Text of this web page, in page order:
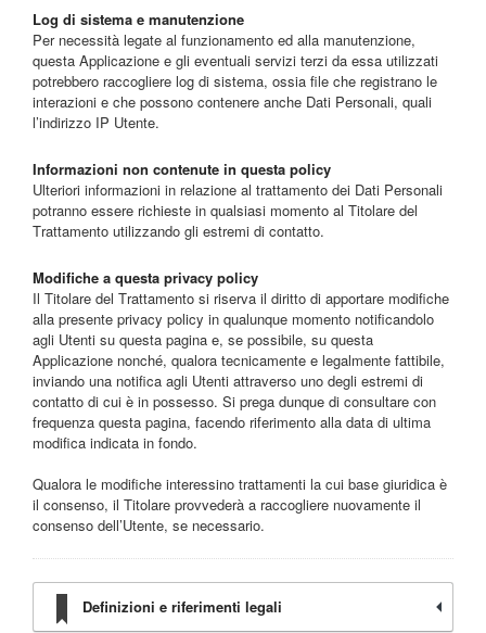
Log di sistema e manutenzione
Per necessità legate al funzionamento ed alla manutenzione,
questa Applicazione e gli eventuali servizi terzi da essa utilizzati
potrebbero raccogliere log di sistema, ossia file che registrano le
interazioni e che possono contenere anche Dati Personali, quali
l’indirizzo IP Utente.
Informazioni non contenute in questa policy
Ulteriori informazioni in relazione al trattamento dei Dati Personali
potranno essere richieste in qualsiasi momento al Titolare del
Trattamento utilizzando gli estremi di contatto.
Modifiche a questa privacy policy
Il Titolare del Trattamento si riserva il diritto di apportare modifiche
alla presente privacy policy in qualunque momento notificandolo
agli Utenti su questa pagina e, se possibile, su questa
Applicazione nonché, qualora tecnicamente e legalmente fattibile,
inviando una notifica agli Utenti attraverso uno degli estremi di
contatto di cui è in possesso. Si prega dunque di consultare con
frequenza questa pagina, facendo riferimento alla data di ultima
modifica indicata in fondo.
Qualora le modifiche interessino trattamenti la cui base giuridica è
il consenso, il Titolare provvederà a raccogliere nuovamente il
consenso dell’Utente, se necessario.
Definizioni e riferimenti legali